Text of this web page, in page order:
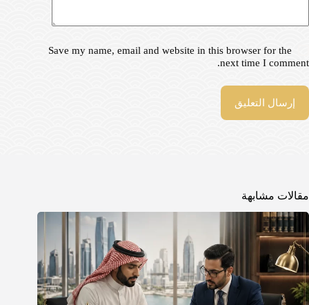
Save my name, email and website in this browser for the
next time I comment.
إرسال التعليق
مقالات مشابهة